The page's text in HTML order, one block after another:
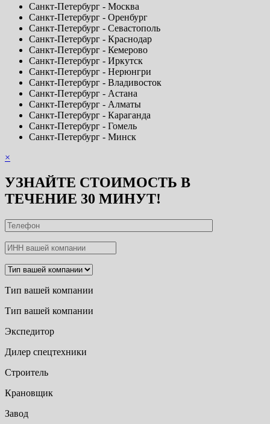
Санкт-Петербург - Москва
Санкт-Петербург - Оренбург
Санкт-Петербург - Севастополь
Санкт-Петербург - Краснодар
Санкт-Петербург - Кемерово
Санкт-Петербург - Иркутск
Санкт-Петербург - Нерюнгри
Санкт-Петербург - Владивосток
Санкт-Петербург - Астана
Санкт-Петербург - Алматы
Санкт-Петербург - Караганда
Санкт-Петербург - Гомель
Санкт-Петербург - Минск
×
УЗНАЙТЕ СТОИМОСТЬ В
ТЕЧЕНИЕ 30 МИНУТ!
Тип вашей компании
Тип вашей компании
Экспедитор
Дилер спецтехники
Строитель
Крановщик
Завод